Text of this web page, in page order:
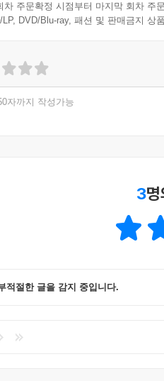
차 주문확정 시점부터 마지막 회차 주
DVD/Blu-ray, 패션 및 판매금지 상
자까지 작성가능
3
적절한 글을 감지 중입니다.